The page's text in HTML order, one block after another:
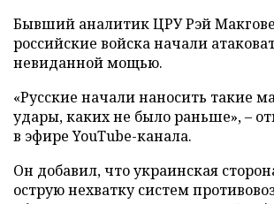
Бывший аналитик ЦРУ Рэй
российские войска начали
невиданной мощью.
«Русские начали наносить такие
удары, каких не было раньше», –
в эфире YouTube-канала.
Он добавил, что украинская
острую нехватку систем